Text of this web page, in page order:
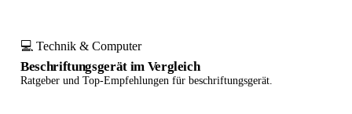
💻 Technik & Computer
Beschriftungsgerät im Vergleich
Ratgeber und Top-Empfehlungen für beschriftungsgerät.